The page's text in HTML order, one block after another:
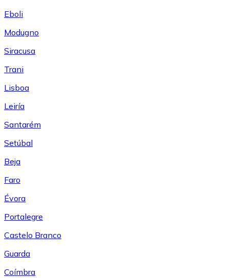
Eboli
Modugno
Siracusa
Trani
Lisboa
Leiría
Santarém
Setúbal
Beja
Faro
Évora
Portalegre
Castelo Branco
Guarda
Coímbra